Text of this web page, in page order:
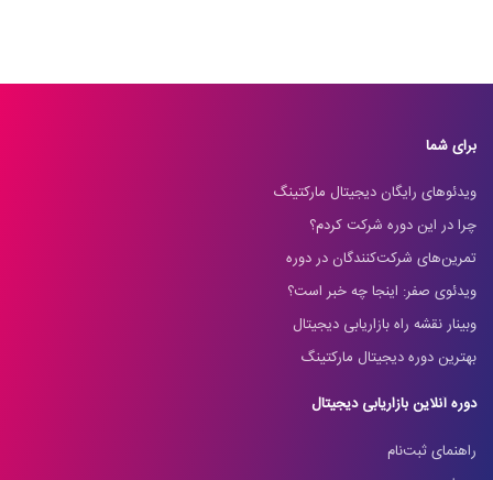
برای شما
ویدئوهای رایگان دیجیتال مارکتینگ
چرا در این دوره شرکت کردم؟
تمرین‌های شرکت‌کنندگان در دوره
ویدئوی صفر: اینجا چه خبر است؟
وبینار نقشه راه بازاریابی دیجیتال
بهترین دوره دیجیتال مارکتینگ
دوره آنلاین بازاریابی دیجیتال
راهنمای ثبت‌نام